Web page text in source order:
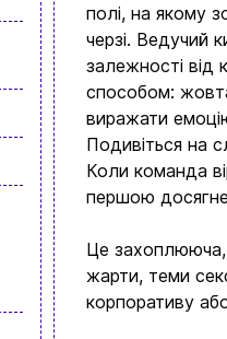
полі, на якому
черзі. Ведучий
залежності від
способом:
виражати
Подивіться на
Коли команда
першою
Це захоплююча,
жарти, теми
корпоративу